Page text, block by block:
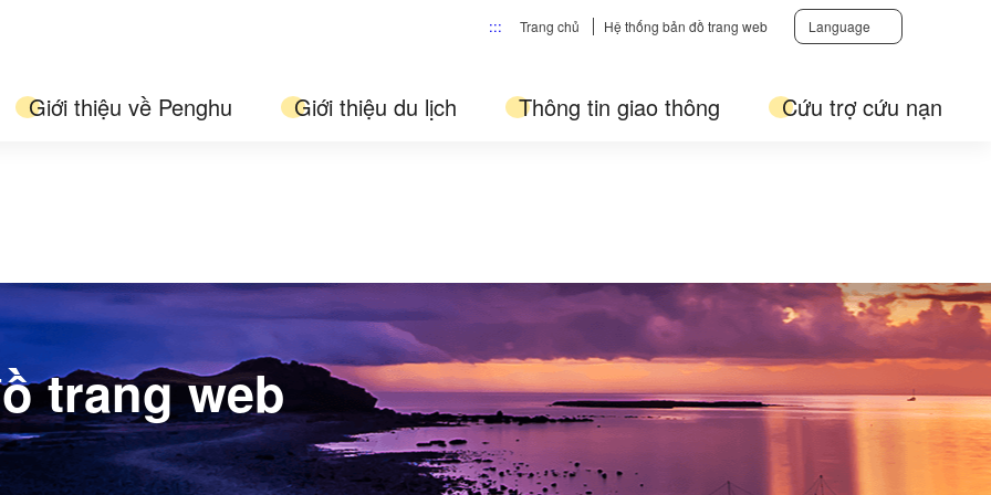
::: Trang chủ Hệ thống bản đồ trang web Language
Giới thiệu về Penghu Giới thiệu du lịch Thông tin giao thông Cứu trợ cứu nạn
trang web